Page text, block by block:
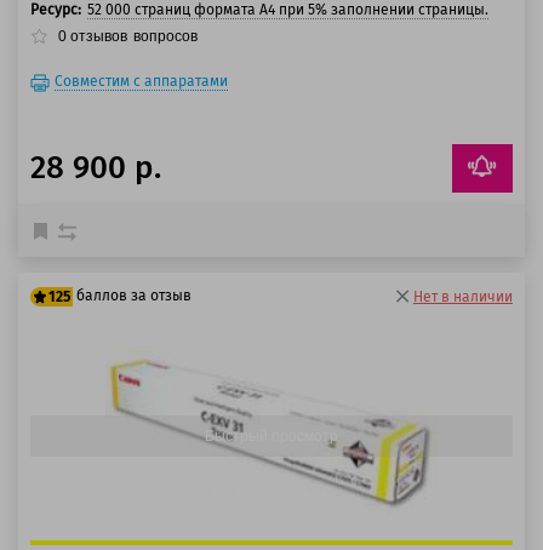
Ресурс: 52 000 страниц формата А4 при 5% заполнении страницы.
0 отзывов вопросов
Совместим с аппаратами
28 900 р.
125 баллов за отзыв
100 баллов
125 баллов
Нет в наличии
Быстрый просмотр